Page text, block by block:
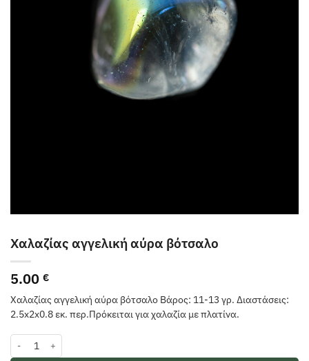
Χαλαζίας αγγελική αύρα βότσαλο
5.00 €
Χαλαζίας αγγελική αύρα βότσαλο Βάρος: 11-13 γρ. Διαστάσεις:
2.5x2x0.8 εκ. περ.Πρόκειται για χαλαζία με πλατίνα.
Χαλαζίας αγγελική αύρα βότσαλο ποσότητα